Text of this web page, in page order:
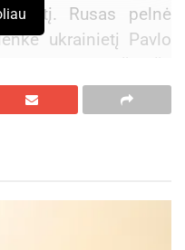
Rusas pelnė
ukrainietį Pavlo
bronzą išplėšė
Hernandezas
tšk. ir pateikė
olimpinių medalių